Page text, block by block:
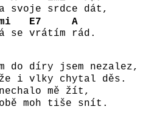
svoje srdce dát,
se
E7
vrátím
A
rád.
do díry jsem nezalez,
i vlky chytal děs.
mě žít,
moh tiše snít.